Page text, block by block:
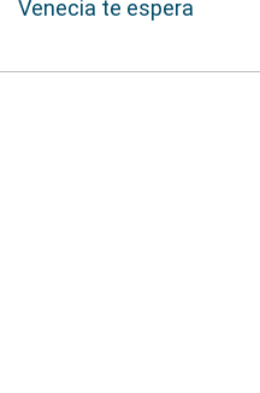
Venecia te espera